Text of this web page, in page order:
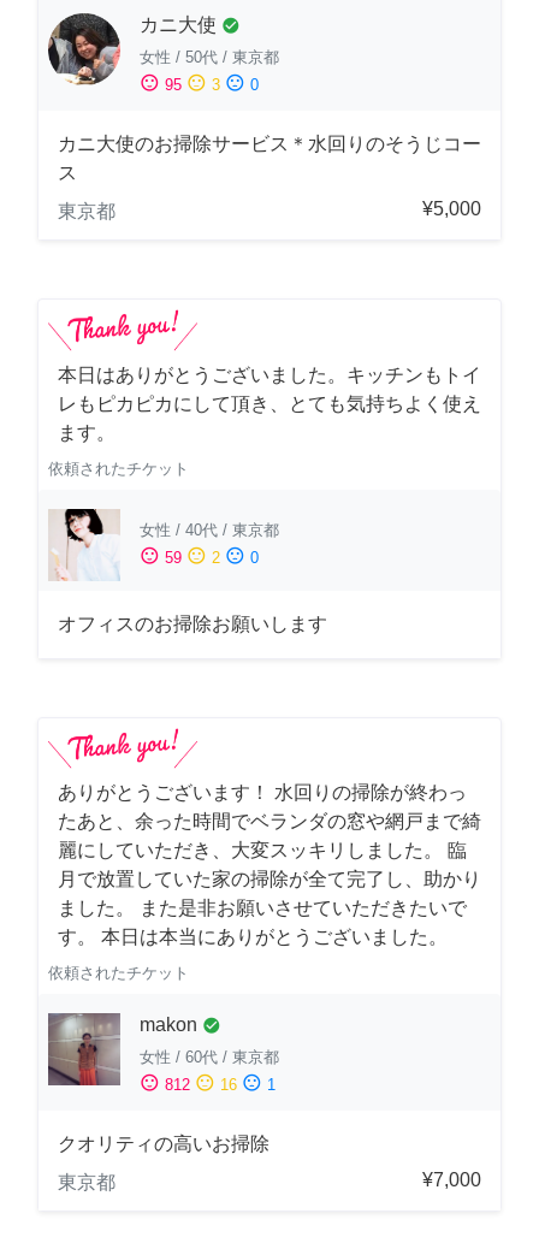
カニ大使 check_circle
女性 / 50代 / 東京都
sentiment_satisfied 95 sentiment_neutral 3 sentiment_dissatisfied 0
カニ大使のお掃除サービス＊水回りのそうじコー
ス
東京都
¥5,000
本日はありがとうございました。キッチンもトイ
レもピカピカにして頂き、とても気持ちよく使え
ます。
依頼されたチケット
女性 / 40代 / 東京都
sentiment_satisfied 59 sentiment_neutral 2 sentiment_dissatisfied 0
オフィスのお掃除お願いします
ありがとうございます！ 水回りの掃除が終わっ
たあと、余った時間でベランダの窓や網戸まで綺
麗にしていただき、大変スッキリしました。 臨
月で放置していた家の掃除が全て完了し、助かり
ました。 また是非お願いさせていただきたいで
す。 本日は本当にありがとうございました。
依頼されたチケット
makon check_circle
女性 / 60代 / 東京都
sentiment_satisfied 812 sentiment_neutral 16 sentiment_dissatisfied 1
クオリティの高いお掃除
東京都
¥7,000